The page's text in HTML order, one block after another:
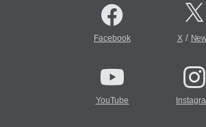
Facebook X/
YouTube